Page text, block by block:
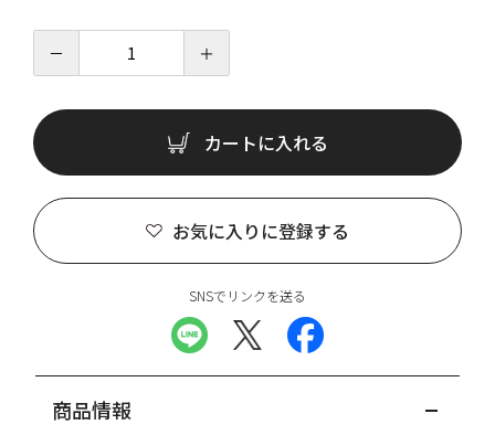
－ ＋
カートに入れる
お気に入りに登録する
SNSでリンクを送る
商品情報